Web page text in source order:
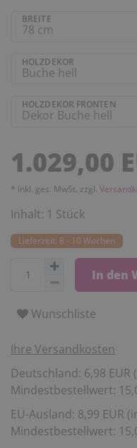
BREITE
HOLZDEKOR
HOLZDEKOR FRONTEN
1.029,00
* inkl. ges. MwSt. zzgl.
Inhalt: 1 Stück
Lieferzeit: 8 - 10 Wochen
In den
Wunschliste
Ihre Versandkosten
Deutschland: 6,98
Mindestbestellwert:
EU-Ausland: 8,99 EUR
Mindestbestellwert: